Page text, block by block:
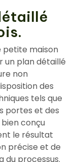
petite maison
un plan détaillé
non
des
tels que
portes et des
conçu
le résultat
précise et de
du processus.